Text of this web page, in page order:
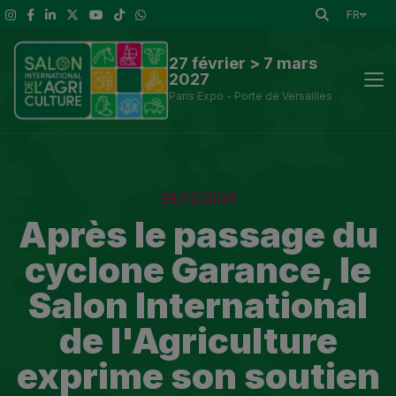
FR
27 février > 7 mars
2027
Paris Expo - Porte de Versailles
Découvrir le Salon
A voir
Exposants et outils de visite
Espace presse
28/02/2025
Après le passage du
cyclone Garance, le
Salon International
de l'Agriculture
exprime son soutien